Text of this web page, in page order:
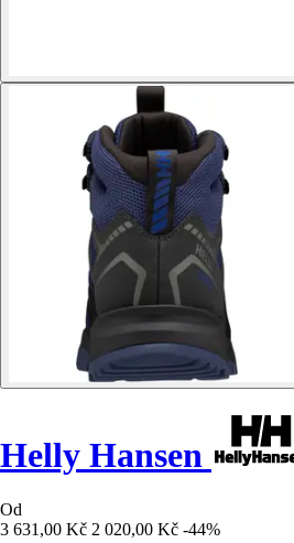
Helly Hansen
Od
3 631,00 Kč 2 020,00 Kč -44%